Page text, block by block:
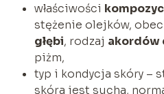
właściwości
stężenie olejków,
głębi, rodzaj akordów
piżm,
typ i kondycja skóry –
skóra jest sucha,